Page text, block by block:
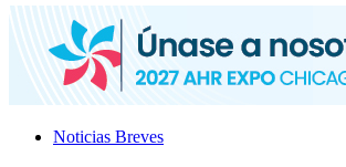
Noticias Breves